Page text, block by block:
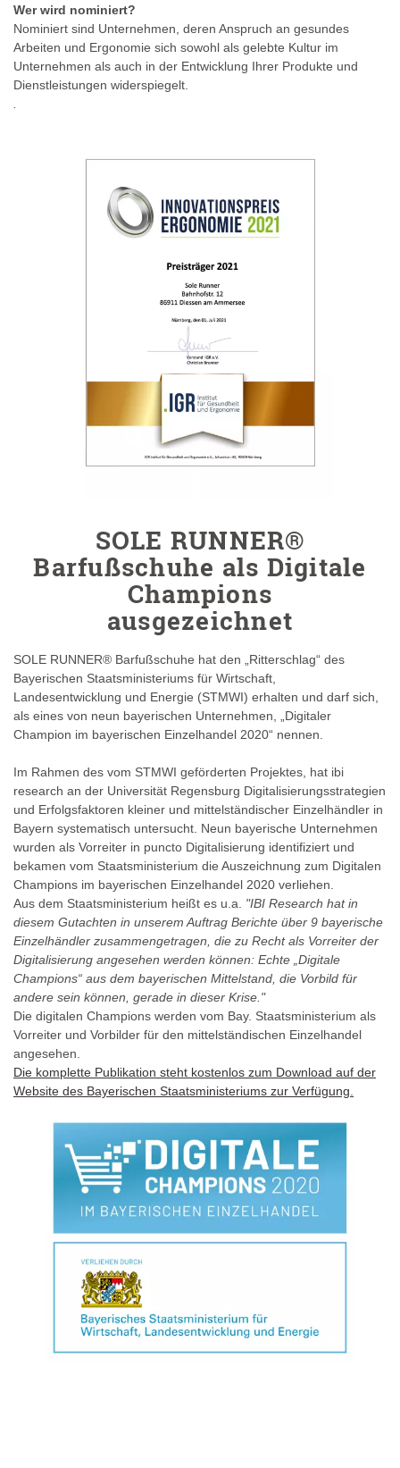
Wer wird nominiert?
Nominiert sind Unternehmen, deren Anspruch an gesundes
Arbeiten und Ergonomie sich sowohl als gelebte Kultur im
Unternehmen als auch in der Entwicklung Ihrer Produkte und
Dienstleistungen widerspiegelt.
SOLE RUNNER®
Barfußschuhe als Digitale
Champions
ausgezeichnet
SOLE RUNNER® Barfußschuhe hat den „Ritterschlag“ des
Bayerischen Staatsministeriums für Wirtschaft,
Landesentwicklung und Energie (STMWI) erhalten und darf sich,
als eines von neun bayerischen Unternehmen, „Digitaler
Champion im bayerischen Einzelhandel 2020“ nennen.
Im Rahmen des vom STMWI geförderten Projektes, hat ibi
research an der Universität Regensburg Digitalisierungsstrategien
und Erfolgsfaktoren kleiner und mittelständischer Einzelhändler in
Bayern systematisch untersucht. Neun bayerische Unternehmen
wurden als Vorreiter in puncto Digitalisierung identifiziert und
bekamen vom Staatsministerium die Auszeichnung zum Digitalen
Champions im bayerischen Einzelhandel 2020 verliehen.
Aus dem Staatsministerium heißt es u.a. "IBI Research hat in
diesem Gutachten in unserem Auftrag Berichte über 9 bayerische
Einzelhändler zusammengetragen, die zu Recht als Vorreiter der
Digitalisierung angesehen werden können: Echte „Digitale
Champions“ aus dem bayerischen Mittelstand, die Vorbild für
andere sein können, gerade in dieser Krise."
Die digitalen Champions werden vom Bay. Staatsministerium als
Vorreiter und Vorbilder für den mittelständischen Einzelhandel
angesehen.
Die komplette Publikation steht kostenlos zum Download auf der
Website des Bayerischen Staatsministeriums zur Verfügung.